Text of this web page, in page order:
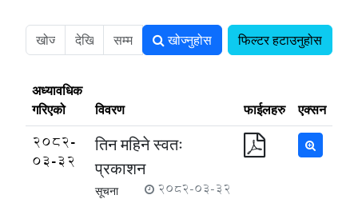
खोज्नुहोस फिल्टर हटाउनुहोस
अध्यावधिक
गरिएको
विवरण फाईलहरु एक्सन
2082-
03-32
तिन महिने स्वतः
प्रकाशन
सूचना 2082-03-32